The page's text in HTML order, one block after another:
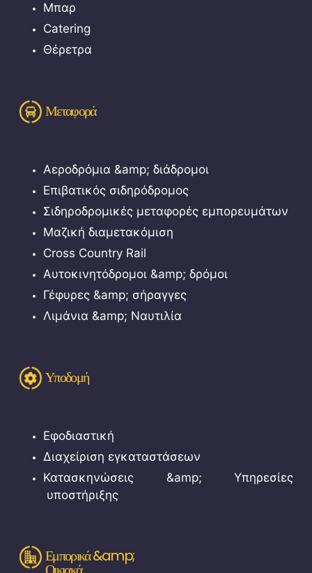
Μπαρ
Catering
Θέρετρα
Μεταφορά
Αεροδρόμια &amp; διάδρομοι
Επιβατικός σιδηρόδρομος
Σιδηροδρομικές μεταφορές εμπορευμάτων
Μαζική διαμετακόμιση
Cross Country Rail
Αυτοκινητόδρομοι &amp; δρόμοι
Γέφυρες &amp; σήραγγες
Λιμάνια &amp; Ναυτιλία
Υποδομή
Εφοδιαστική
Διαχείριση εγκαταστάσεων
Κατασκηνώσεις &amp; Υπηρεσίες
υποστήριξης
Εμπορικά &amp;